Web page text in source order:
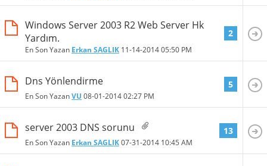
Windows Server 2003 R2 Web Server Hk
Yardım.
En Son Yazan Erkan SAGLIK 11-14-201405:50 PM
2
Dns Yönlendirme
En Son YazanVU 08-01-201402:27 PM
5
server 2003 DNS sorunu
En Son Yazan Erkan SAGLIK07-31-2014 10:45 AM
13